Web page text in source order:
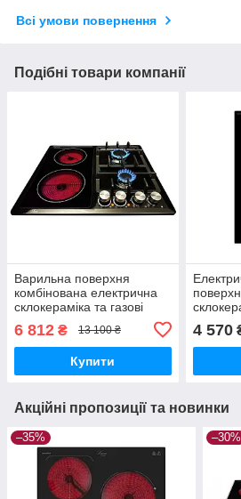
Всі умови повернення
Подібні товари компанії
Варильна поверхня
комбінована електрична
склокераміка та газові
конфорки Luxor SH 68 BK
Німеччина
6 812 ₴ 13 100 ₴
Купити
4 570
Акційні пропозиції та новинки
–35% –30%